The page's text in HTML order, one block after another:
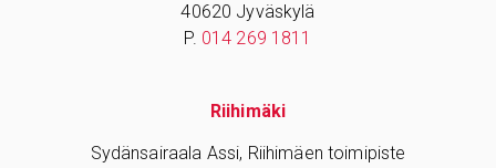
40620 Jyväskylä
P. 014 269 1811
Riihimäki
Sydänsairaala Assi, Riihimäen toimipiste